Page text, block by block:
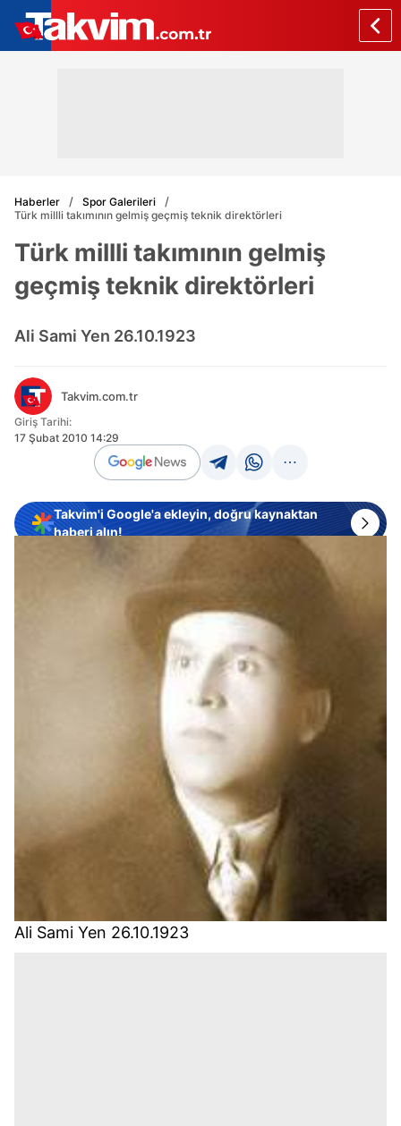
Haberler
Spor Galerileri
Türk millli takımının gelmiş geçmiş teknik direktörleri
Türk millli takımının gelmiş
geçmiş teknik direktörleri
Ali Sami Yen 26.10.1923
Takvim.com.tr
Giriş Tarihi:
17 Şubat 2010 14:29
Takvim'i Google'a ekleyin, doğru kaynaktan
haberi alın!
Ali Sami Yen 26.10.1923